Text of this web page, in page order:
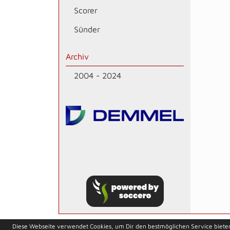
Scorer
Sünder
Archiv
2004 - 2024
soccero.de
Diese Webseite verwendet Cookies, um Dir den bestmöglichen Service